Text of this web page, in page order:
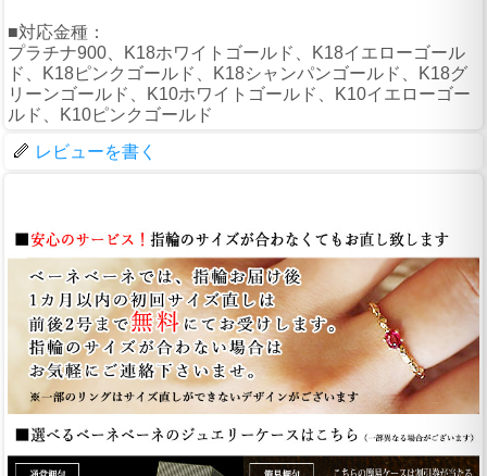
■対応金種：
プラチナ900、K18ホワイトゴールド、K18イエローゴール
ド、K18ピンクゴールド、K18シャンパンゴールド、K18グ
リーンゴールド、K10ホワイトゴールド、K10イエローゴー
ルド、K10ピンクゴールド
レビューを書く